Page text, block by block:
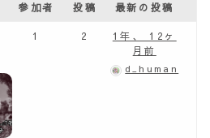
参加者 投稿 最新の投稿
1 2
1年、 12ヶ
月前
d_human